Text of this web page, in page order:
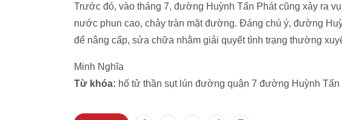
Trước đó, vào tháng 7, đường Huỳnh Tấn Phát cũng xảy ra
nước phun cao, chảy tràn mặt đường. Đáng chú ý, đường
để nâng cấp, sửa chữa nhằm giải quyết tình trạng thường
Minh Nghĩa
Từ khóa: hố tử thần sụt lún đường quận 7 đường Huỳnh Tấn